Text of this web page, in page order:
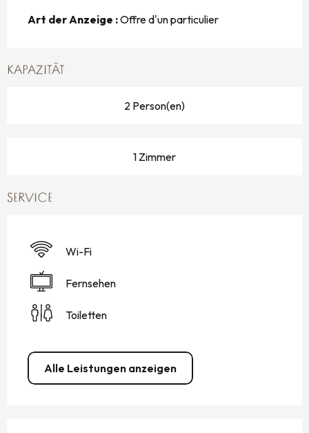
Art der Anzeige :Offre d'un particulier
KAPAZITÄT
2 Person(en)
1 Zimmer
SERVICE
Wi-Fi
Fernsehen
Toiletten
Alle Leistungen anzeigen